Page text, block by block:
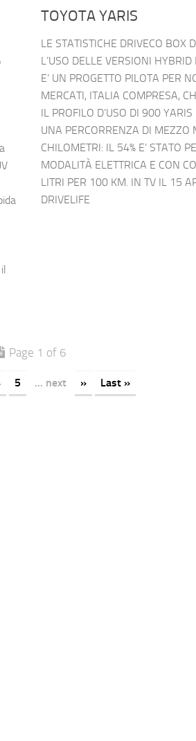
TOYOTA YARIS
LE STATISTICHE DRIVECO BOX
L’USO DELLE VERSIONI HYBRID
E’ UN PROGETTO PILOTA PER
MERCATI, ITALIA COMPRESA,
IL PROFILO D’USO DI 900
UNA PERCORRENZA DI MEZZO
CHILOMETRI: IL 54% E’ STATO
MODALITÀ ELETTRICA E CON
LITRI PER 100 KM. IN TV IL 15
DRIVELIFE
Page 1 of 6
5 ... next » Last »